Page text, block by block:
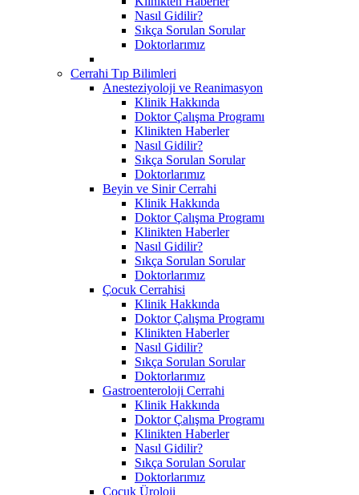
Nasıl Gidilir?
Sıkça Sorulan Sorular
Doktorlarımız
Cerrahi Tıp Bilimleri
Anesteziyoloji ve Reanimasyon
Klinik Hakkında
Doktor Çalışma Programı
Klinikten Haberler
Nasıl Gidilir?
Sıkça Sorulan Sorular
Doktorlarımız
Beyin ve Sinir Cerrahi
Klinik Hakkında
Doktor Çalışma Programı
Klinikten Haberler
Nasıl Gidilir?
Sıkça Sorulan Sorular
Doktorlarımız
Çocuk Cerrahisi
Klinik Hakkında
Doktor Çalışma Programı
Klinikten Haberler
Nasıl Gidilir?
Sıkça Sorulan Sorular
Doktorlarımız
Gastroenteroloji Cerrahi
Klinik Hakkında
Doktor Çalışma Programı
Klinikten Haberler
Nasıl Gidilir?
Sıkça Sorulan Sorular
Doktorlarımız
Çocuk Üroloji